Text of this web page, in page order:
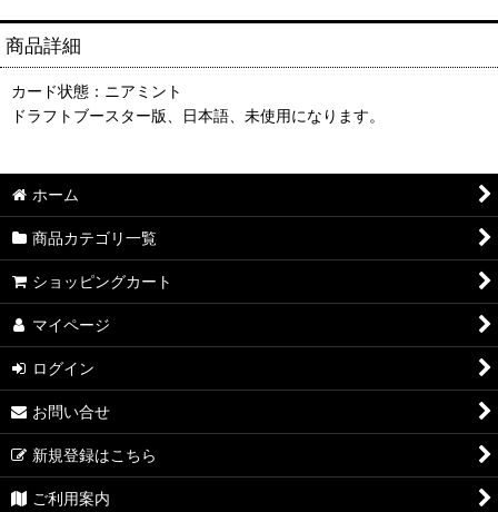
商品詳細
カード状態：ニアミント
ドラフトブースター版、日本語、未使用になります。
ホーム
商品カテゴリ一覧
ショッピングカート
マイページ
ログイン
お問い合せ
新規登録はこちら
ご利用案内